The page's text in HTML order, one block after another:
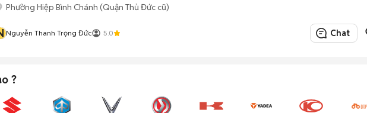
Phường Hiệp Bình Chánh (Quận Thủ Đức cũ)
Nguyễn Thanh Trọng Đức 5.0 Chat
?